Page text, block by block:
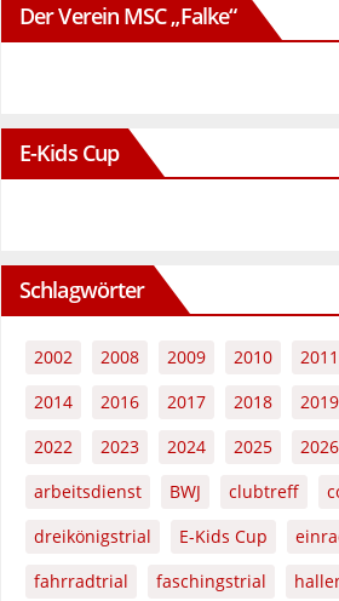
Der Verein MSC „Falke“
E-Kids Cup
Schlagwörter
2002 2008 2009 2010 2011
2014
2016 2017 2018 2019
2022
2023 2024 2025 2026
arbeitsdienst
BWJ clubtreff
dreikönigstrial
E-Kids Cup
fahrradtrial
faschingstrial